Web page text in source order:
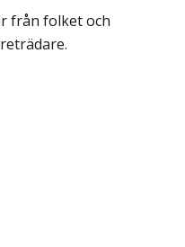
från folket och